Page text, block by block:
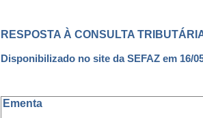
RESPOSTA À CONSULTA
Disponibilizado no site da SEFAZ em 16/
Ementa